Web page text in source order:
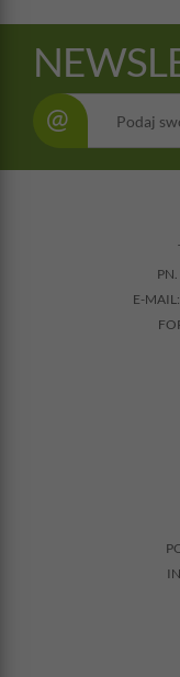
@
E-MAIL: